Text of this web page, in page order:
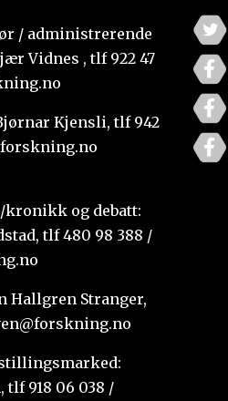
/ administrerende
Vidnes , tlf 922 47
Kjensli, tlf 942
kronikk og debatt:
tlf 480 98 388 /
Hallgren Stranger,
tlf 918 06 038 /